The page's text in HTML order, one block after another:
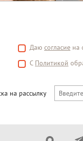
Даю согласие на
С Политикой
на рассылку